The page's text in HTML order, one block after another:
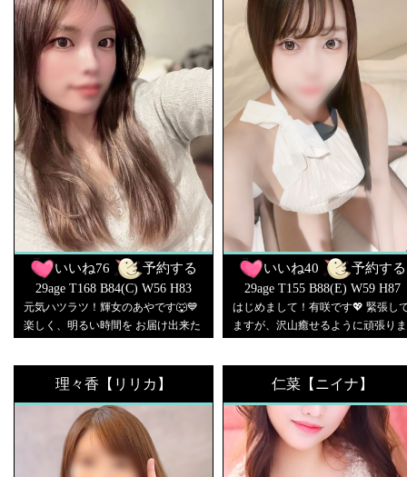
いいね76 予約する
29age T168 B84(C) W56 H83
元気ハツラツ！輝女のあやです🐺💙
楽しく、明るい時間を お届け出来た
ける性格 🌻モデルさんみたい 🌻親し
友達から始まっての、、、急展開が
♥️ 今の私にドキドキしてくれますか
🙈？ まずは友達から始めよ？🫣🩷 ご
予約専用LINE @183zawjr ※ご予約以
いいね40 予約する
29age T155 B88(E) W59 H87
はじめまして！有咲です💖 緊張し
ますが、沢山癒せるように頑張りま
理々香【リリカ】 仁菜【ニイナ】